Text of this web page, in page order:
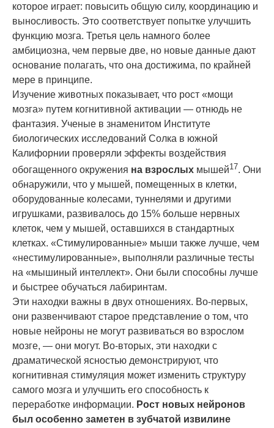
которое играет: повысить общую силу, координацию и
выносливость. Это соответствует попытке улучшить
функцию мозга. Третья цель намного более
амбициозна, чем первые две, но новые данные дают
основание полагать, что она достижима, по крайней
мере в принципе.
Изучение животных показывает, что рост «мощи
мозга» путем когнитивной активации — отнюдь не
фантазия. Ученые в знаменитом Институте
биологических исследований Солка в южной
Калифорнии проверяли эффекты воздействия
обогащенного окружения на взрослых мышей17. Они
обнаружили, что у мышей, помещенных в клетки,
оборудованные колесами, туннелями и другими
игрушками, развивалось до 15% больше нервных
клеток, чем у мышей, оставшихся в стандартных
клетках. «Стимулированные» мыши также лучше, чем
«нестимулированные», выполняли различные тесты
на «мышиный интеллект». Они были способны лучше
и быстрее обучаться лабиринтам.
Эти находки важны в двух отношениях. Во-первых,
они развенчивают старое представление о том, что
новые нейроны не могут развиваться во взрослом
мозге, — они могут. Во-вторых, эти находки с
драматической ясностью демонстрируют, что
когнитивная стимуляция может изменить структуру
самого мозга и улучшить его способность к
переработке информации. Рост новых нейронов
был особенно заметен в зубчатой извилине